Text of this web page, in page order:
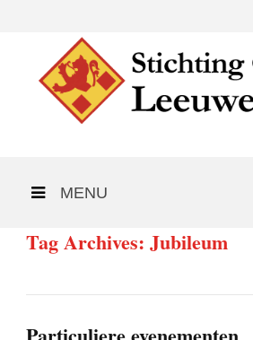
MENU
Tag Archives: Jubileum